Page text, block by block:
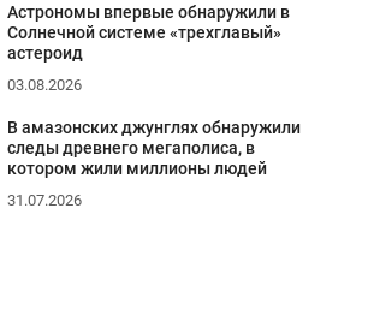
Астрономы впервые обнаружили в
Солнечной системе «трехглавый»
астероид
03.08.2026
В амазонских джунглях обнаружили
следы древнего мегаполиса, в
котором жили миллионы людей
31.07.2026